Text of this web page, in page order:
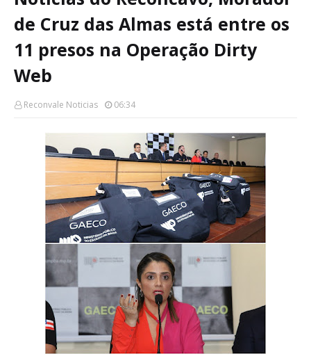
de Cruz das Almas está entre os
11 presos na Operação Dirty
Web
Reconvale Noticias 06:34